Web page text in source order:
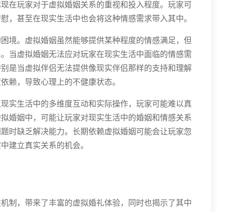
在玩家对于虚拟婚姻关系的重视和投入程度。玩家可
，甚至在现实生活中也会将这种情感需求带入其中。
境。虚拟婚姻虽然能够提供某种程度的情感满足，但
当虚拟婚姻无法应对玩家在现实生活中面临的情感需
是当虚拟伴侣无法提供像现实伴侣那样的支持和理解
赖，导致心理上的不健康状态。
实生活中的多维度互动和实际操作，玩家可能难以真
婚姻中，可能让玩家对现实生活中的婚姻和情感关系
时缺乏解决能力。长期依赖虚拟婚姻可能会让玩家忽
建立真实关系的机会。
制，带来了丰富的虚拟婚礼体验，同时也揭示了其中